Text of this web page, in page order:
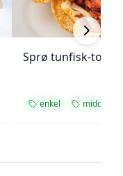
Sprø tunfisk-
enkel middag